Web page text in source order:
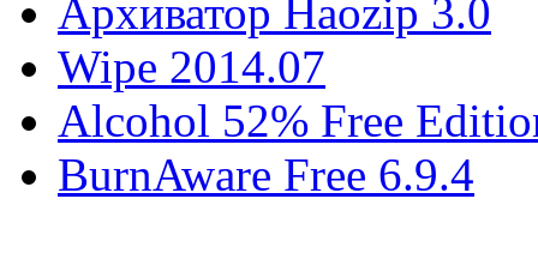
Архиватор Haozip 3.0
Wipe 2014.07
Alcohol 52% Free
BurnAware Free 6.9.4